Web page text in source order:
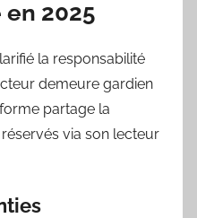
2025
la responsabilité
demeure gardien
partage la
via son lecteur